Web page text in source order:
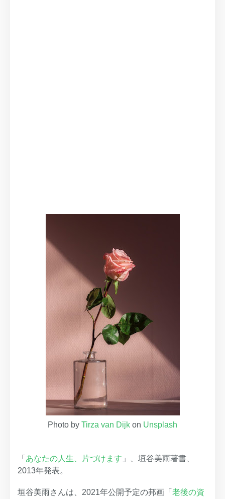
Photo by Tirza van Dijk on Unsplash
「 あなたの人生、片づけます 」、垣谷美雨著書、
2013年発表。
垣谷美雨さんは、2021年公開予定の邦画「 老後の資